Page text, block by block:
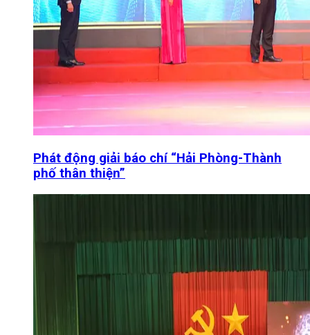
Phát động giải báo chí “Hải Phòng-Thành
phố thân thiện”